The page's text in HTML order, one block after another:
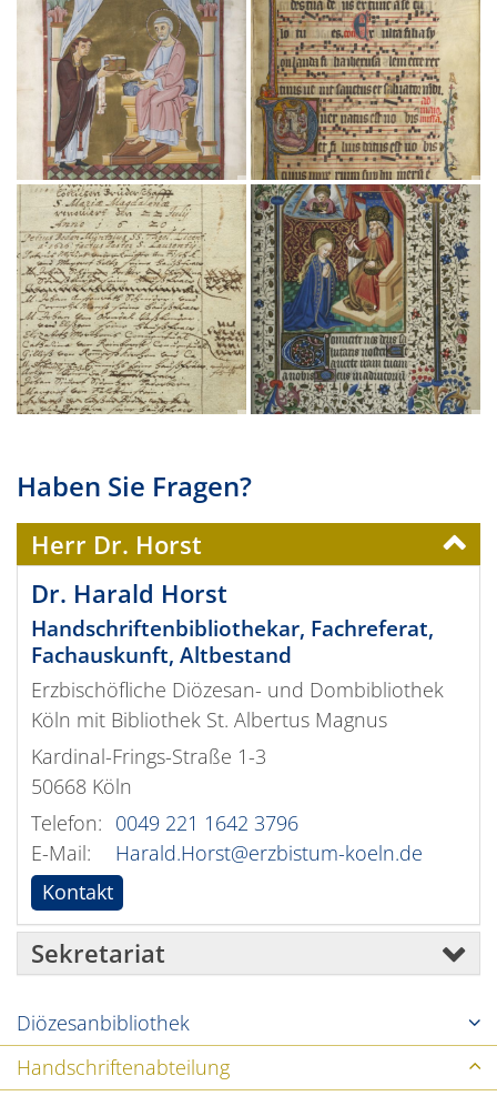
Haben Sie Fragen?
Herr Dr. Horst
Dr. Harald Horst
Handschriftenbibliothekar, Fachreferat,
Fachauskunft, Altbestand
Erzbischöfliche Diözesan- und Dombibliothek
Köln mit Bibliothek St. Albertus Magnus
Kardinal-Frings-Straße 1-3
50668 Köln
Telefon: 0049 221 1642 3796
E-Mail:
Harald.Horst@erzbistum-koeln.de
Kontakt
Sekretariat
Diözesanbibliothek
Handschriftenabteilung